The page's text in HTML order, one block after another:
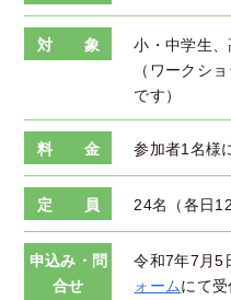
対 象
小・中学生、
（ワークシ
です）
料 金 参加者1名様
定 員 24名（各日
申込み・問
合せ
令和7年7月5
ォームにて受